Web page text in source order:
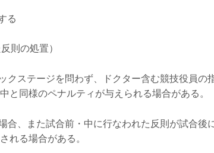
る
則の処置）
クステージを問わず、ドクター含む競技役員の
と同様のペナルティが与えられる場合がある。
合、また試合前・中に行なわれた反則が試合後
れる場合がある。